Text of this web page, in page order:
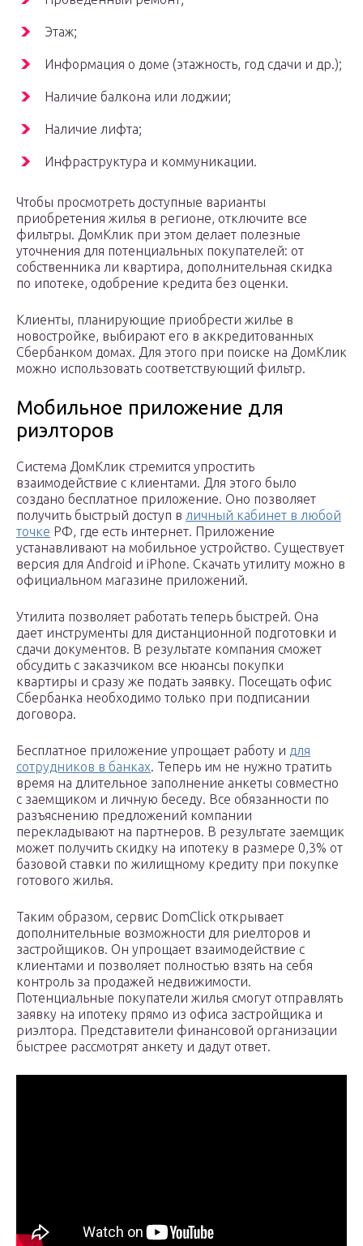
Этаж;
Информация о доме (этажность, год сдачи и др.);
Наличие балкона или лоджии;
Наличие лифта;
Инфраструктура и коммуникации.
Чтобы просмотреть доступные варианты
приобретения жилья в регионе, отключите все
фильтры. ДомКлик при этом делает полезные
уточнения для потенциальных покупателей: от
собственника ли квартира, дополнительная скидка
по ипотеке, одобрение кредита без оценки.
Клиенты, планирующие приобрести жилье в
новостройке, выбирают его в аккредитованных
Сбербанком домах. Для этого при поиске на ДомКлик
можно использовать соответствующий фильтр.
Мобильное приложение для
риэлторов
Система ДомКлик стремится упростить
взаимодействие с клиентами. Для этого было
создано бесплатное приложение. Оно позволяет
получить быстрый доступ в личный кабинет в любой
точке РФ, где есть интернет. Приложение
устанавливают на мобильное устройство. Существует
версия для Android и iPhone. Скачать утилиту можно в
официальном магазине приложений.
Утилита позволяет работать теперь быстрей. Она
дает инструменты для дистанционной подготовки и
сдачи документов. В результате компания сможет
обсудить с заказчиком все нюансы покупки
квартиры и сразу же подать заявку. Посещать офис
Сбербанка необходимо только при подписании
договора.
Бесплатное приложение упрощает работу и для
сотрудников в банках. Теперь им не нужно тратить
время на длительное заполнение анкеты совместно
с заемщиком и личную беседу. Все обязанности по
разъяснению предложений компании
перекладывают на партнеров. В результате заемщик
может получить скидку на ипотеку в размере 0,3% от
базовой ставки по жилищному кредиту при покупке
готового жилья.
Таким образом, сервис DomClick открывает
дополнительные возможности для риелторов и
застройщиков. Он упрощает взаимодействие с
клиентами и позволяет полностью взять на себя
контроль за продажей недвижимости.
Потенциальные покупатели жилья смогут отправлять
заявку на ипотеку прямо из офиса застройщика и
риэлтора. Представители финансовой организации
быстрее рассмотрят анкету и дадут ответ.